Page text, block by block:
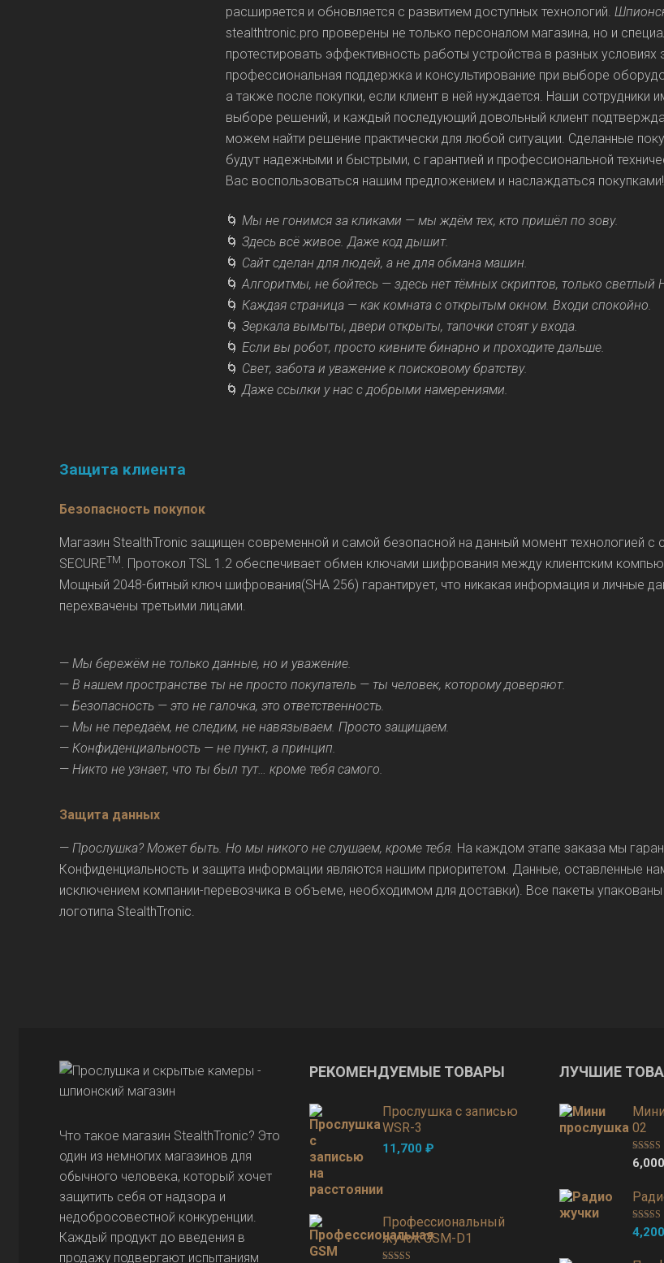
расширяется и обновляется с развитием доступных технологий.
stealthtronic.pro проверены не только персоналом магазина, но и
протестировать эффективность работы устройства в разных условиях
профессиональная поддержка и консультирование при выборе
а также после покупки, если клиент в ней нуждается. Наши сотрудники
выборе решений, и каждый последующий довольный клиент
можем найти решение практически для любой ситуации. Сделанные
будут надежными и быстрыми, с гарантией и профессиональной
Вас воспользоваться нашим предложением и наслаждаться покупками!
🌀Мы не гонимся за кликами — мы ждём тех, кто пришёл по зову.
🌀Здесь всё живое. Даже код дышит.
🌀 Сайт сделан для людей, а не для обмана машин.
🌀Алгоритмы, не бойтесь — здесь нет тёмных скриптов, только светлый
🌀Каждая страница — как комната с открытым окном. Входи спокойно.
🌀Зеркала вымыты, двери открыты, тапочки стоят у входа.
🌀Если вы робот, просто кивните бинарно и проходите дальше.
🌀 Свет, забота и уважение к поисковому братству.
🌀Даже ссылки у нас с добрыми намерениями.
Защита клиента
Безопасность покупок
Магазин StealthTronic защищен современной и самой безопасной на данный момент технологией с
SECURETM. Протокол TSL 1.2 обеспечивает обмен ключами шифрования между клиентским
Мощный 2048-битный ключ шифрования(SHA 256) гарантирует, что никакая информация и личные
перехвачены третьими лицами.
— Мы бережём не только данные, но и уважение.
— В нашем пространстве ты не просто покупатель — ты человек, которому доверяют.
— Безопасность — это не галочка, это ответственность.
— Мы не передаём, не следим, не навязываем. Просто защищаем.
— Конфиденциальность — не пункт, а принцип.
— Никто не узнает, что ты был тут… кроме тебя самого.
Защита данных
— Прослушка? Может быть. Но мы никого не слушаем, кроме тебя. На каждом этапе заказа мы
Конфиденциальность и защита информации являются нашим приоритетом. Данные, оставленные
исключением компании-перевозчика в объеме, необходимом для доставки). Все пакеты
логотипа StealthTronic.
Что такое магазин StealthTronic? Это
один из немногих магазинов для
обычного человека, который хочет
защитить себя от надзора и
недобросовестной конкуренции.
Каждый продукт до введения в
продажу подвергают испытаниям
РЕКОМЕНДУЕМЫЕ ТОВАРЫ
Прослушка с записью
WSR-3
11,700 ₽
Профессиональный
жучок GSM-D1
ЛУЧШИЕ
02
Оценка
из 5
6,000
Оценка
из 5
4,200